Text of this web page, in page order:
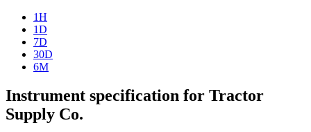
1H
1D
7D
30D
6M
Instrument specification for Tractor
Supply Co.